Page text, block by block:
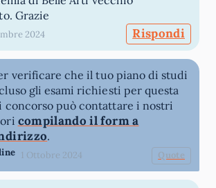
Grazie
2024 Rispondi
verificare che il tuo piano di studi
gli esami richiesti per questa
concorso può contattare i nostri
compilando il form a
.
1 Ottobre 2024 Quote